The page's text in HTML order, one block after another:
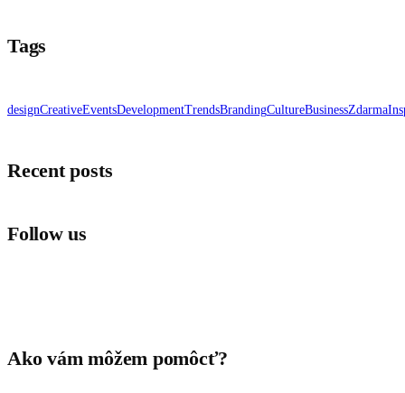
Tags
designCreativeEventsDevelopmentTrendsBrandingCultureBusinessZdarma
Recent posts
Follow us
Ako vám môžem pomôcť?